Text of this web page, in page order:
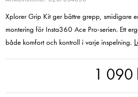
Xplorer Grip Kit ger bättre grepp, smidigare
montering för Insta360 Ace Pro-serien. Ett
både komfort och kontroll i varje inspelning.
1 090